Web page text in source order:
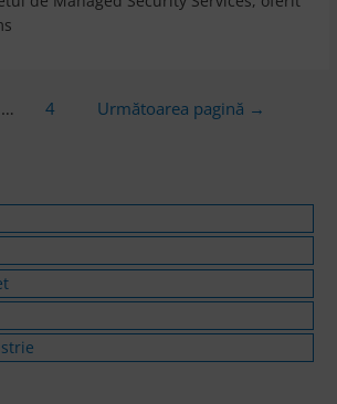
… 4 Următoarea pagină →